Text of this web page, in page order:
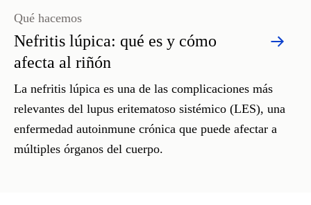
Nefritis lúpica: qué es y cómo
afecta al riñón
Qué hacemos
La nefritis lúpica es una de las complicaciones más
relevantes del lupus eritematoso sistémico (LES), una
enfermedad autoinmune crónica que puede afectar a
múltiples órganos del cuerpo.